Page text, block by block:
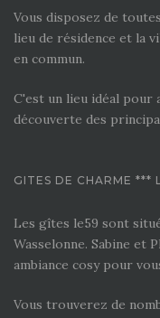
Vous disposez de
lieu de résidence et la
en commun.
C'est un lieu idéal
découverte des
GITES DE CHARME ***
Les gîtes le59 sont
Wasselonne. Sabine et
ambiance cosy pour
Vous trouverez de